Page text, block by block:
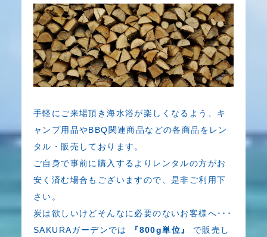
手軽にご来場頂き海水浴が楽しくなるよう、キ
ャンプ用品やBBQ関連商品などの各商品をレン
タル・販売しております。
ご自身で事前に購入するよりレンタルの方がお
安く済む場合もございますので、是非ご利用下
さい。
炭は欲しいけどそんなに必要のないお客様へ･･･
SAKURAガーデンでは
『800g単位』
で販売し